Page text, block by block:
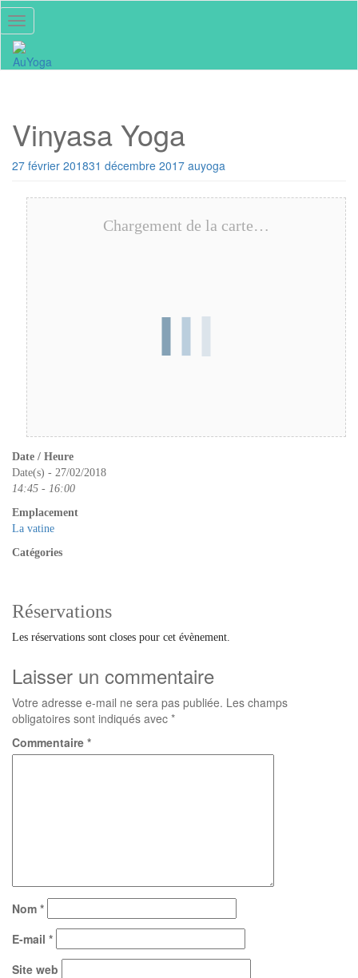
Skip
to
main
content
Toggle navigation
Vinyasa Yoga
27 février 201831 décembre 2017 auyoga
Chargement de la carte…
Date / Heure
Date(s) - 27/02/2018
14:45 - 16:00
Emplacement
La vatine
Catégories
Réservations
Les réservations sont closes pour cet évènement.
Laisser un commentaire
Votre adresse e-mail ne sera pas publiée. Les champs
obligatoires sont indiqués avec *
Commentaire *
Nom *
E-mail *
Site web